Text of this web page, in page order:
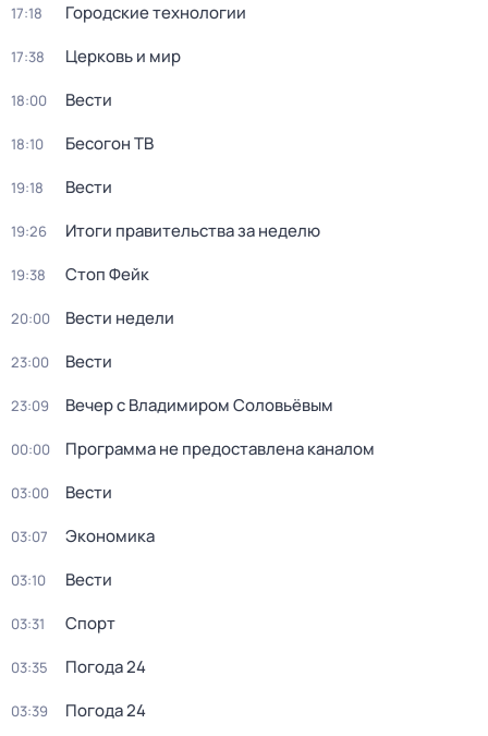
17:18 Городские технологии
17:38 Церковь и мир
18:00 Вести
18:10 Бесогон ТВ
19:18 Вести
19:26 Итоги правительства за неделю
19:38 Стоп Фейк
20:00 Вести недели
23:00 Вести
23:09 Вечер с Владимиром Соловьёвым
00:00 Программа не предоставлена каналом
03:00 Вести
03:07 Экономика
03:10 Вести
03:31 Спорт
03:35 Погода 24
03:39 Погода 24